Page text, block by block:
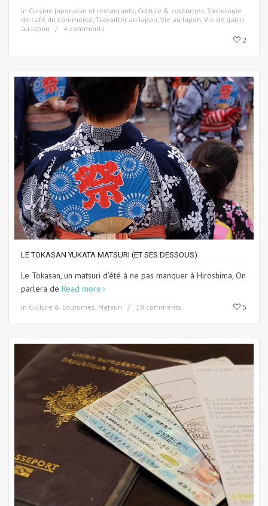
in Cuisine japonaise et restaurants Culture & coutumes Sociologie
de café du commerce Travailler au Japon Vie au Japon Vie de gaijin
au Japon
4 comments
2
LE TOKASAN YUKATA MATSURI (ET SES DESSOUS)
Le Tokasan, un matsuri d'été à ne pas manquer à Hiroshima, On
parlera de Read more
in Culture & coutumes, Matsuri 19 comments 5